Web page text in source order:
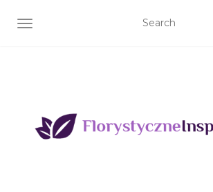
TOGGLE NAVIGATION